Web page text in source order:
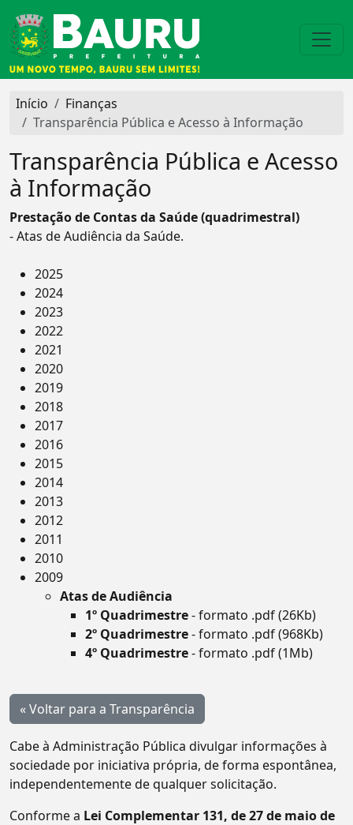
Início
Finanças
Transparência Pública e Acesso à Informação
Transparência Pública e Acesso
à Informação
Prestação de Contas da Saúde (quadrimestral)
- Atas de Audiência da Saúde.
2025
2024
2023
2022
2021
2020
2019
2018
2017
2016
2015
2014
2013
2012
2011
2010
2009
Atas de Audiência
1º Quadrimestre- formato .pdf (26Kb)
2º Quadrimestre- formato .pdf (968Kb)
4º Quadrimestre- formato .pdf (1Mb)
« Voltar para a Transparência
Cabe à Administração Pública divulgar informações à
sociedade por iniciativa própria, de forma espontânea,
independentemente de qualquer solicitação.
Conforme a Lei Complementar 131, de 27 de maio de